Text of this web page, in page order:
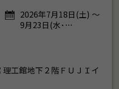
2026年7月18日(土) ～
9月23日(水･…
工館地下２階ＦＵＪＩイ